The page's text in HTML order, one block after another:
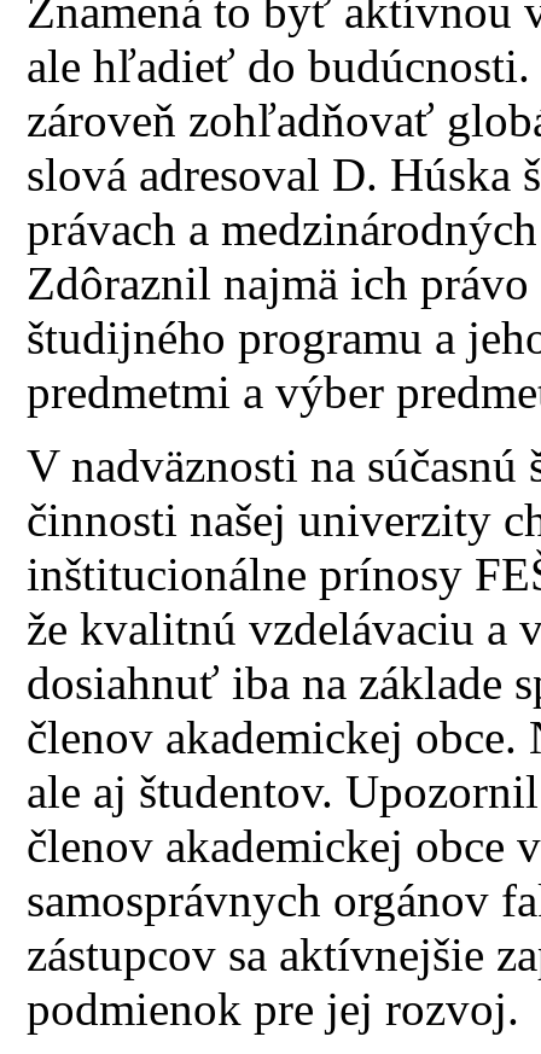
Znamená to byť aktívnou
ale hľadieť do
zároveň zohľadňovať
slová adresoval D.
právach a
Zdôraznil najmä ich
študijného programu a
predmetmi a výber
V nadväznosti na
činnosti našej univerzity
inštitucionálne prínosy
že kvalitnú vzdelávaciu a
dosiahnuť iba na základe
členov akademickej
ale aj študentov.
členov akademickej
samosprávnych orgánov
zástupcov sa aktívnejšie
podmienok pre jej rozvoj.